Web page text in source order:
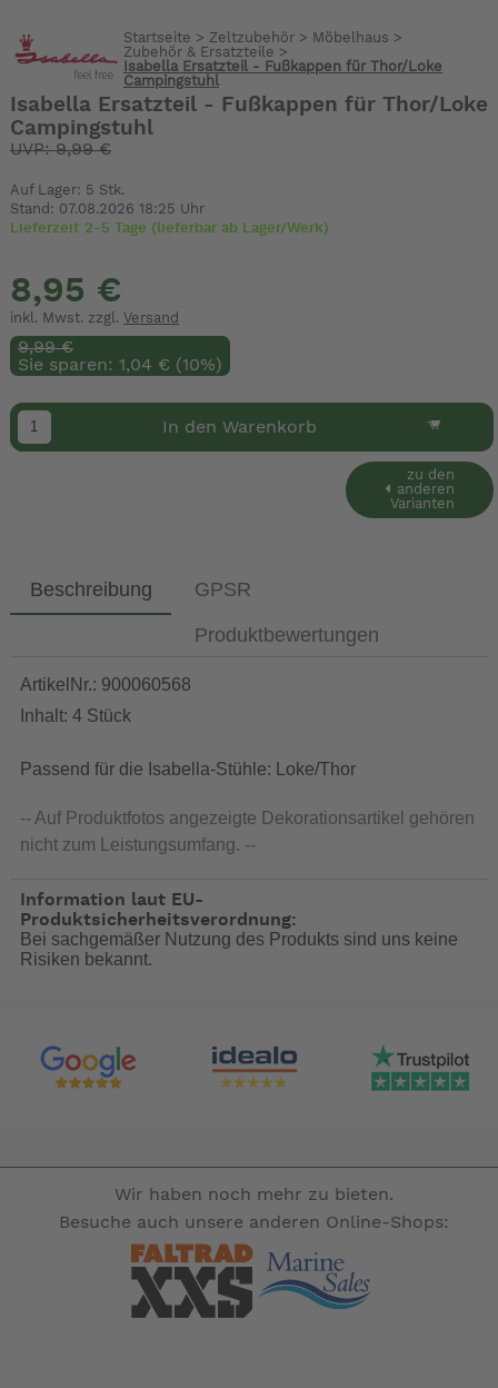
Startseite > Zeltzubehör> Möbelhaus >
Zubehör & Ersatzteile >
Isabella Ersatzteil - Fußkappen für Thor/Loke
Campingstuhl
Isabella Ersatzteil - Fußkappen für Thor/Loke
Campingstuhl
UVP: 9,99 €
Auf Lager: 5 Stk.
Stand: 07.08.2026 18:25 Uhr
Lieferzeit 2-5 Tage (lieferbar ab Lager/Werk)
8,95 €
inkl. Mwst. zzgl. Versand
9,99 €
Sie sparen: 1,04 € (10%)
In den Warenkorb
zu den
anderen
Varianten
Beschreibung GPSR
Produktbewertungen
ArtikelNr.: 900060568
Inhalt: 4 Stück
Passend für die Isabella-Stühle: Loke/Thor
-- Auf Produktfotos angezeigte Dekorationsartikel gehören
nicht zum Leistungsumfang. --
Information laut EU-
Produktsicherheitsverordnung:
Bei sachgemäßer Nutzung des Produkts sind uns keine
Risiken bekannt.
Wir haben noch mehr zu bieten.
Besuche auch unsere anderen Online-Shops: